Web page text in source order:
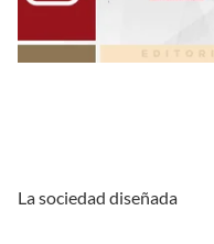
La sociedad diseñada